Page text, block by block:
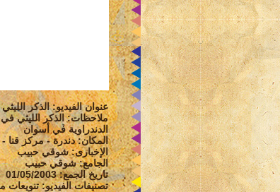
عنوان الفيديو: الذكر
ملاحظات: الذكر الليثي في
الدندراوية في أسوان
المكان: دندرة - مركز قنا
الإخبارى: شوقي حبيب
الجامع: شوقي حبيب
تاريخ الجمع: 01/05/2003
تصنيفات الفيديو: